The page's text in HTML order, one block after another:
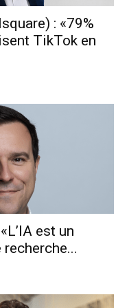
: «79%
TikTok en
est un